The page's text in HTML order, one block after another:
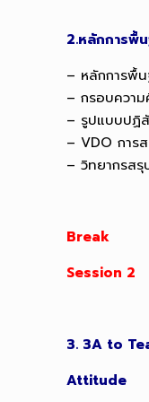
2.หลักการพื้น
– หลักการพื้น
– กรอบความ
– รูปแบบปฏิ
– VDO การ
– วิทยากรสรุ
Break :
Session 2
3. 3A to
Attitude